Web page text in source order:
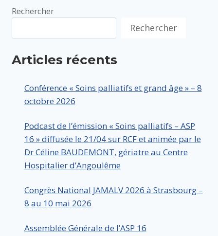
Rechercher
Rechercher
Articles récents
Conférence « Soins palliatifs et grand âge » – 8
octobre 2026
Podcast de l’émission « Soins palliatifs – ASP
16 » diffusée le 21/04 sur RCF et animée par le
Dr Céline BAUDEMONT, gériatre au Centre
Hospitalier d’Angoulême
Congrès National JAMALV 2026 à Strasbourg –
8 au 10 mai 2026
Assemblée Générale de l’ASP 16